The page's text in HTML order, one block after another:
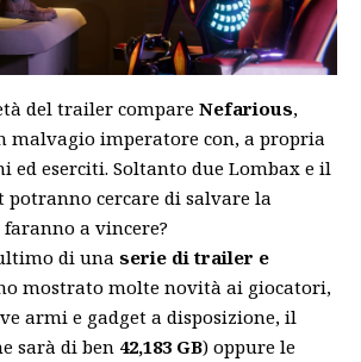
del trailer compare Nefarious,
malvagio imperatore con, a propria
ed eserciti. Soltanto due Lombax e il
potranno cercare di salvare la
a vincere?
di una serie di trailer e
mostrato molte novità ai giocatori,
armi e gadget a disposizione, il
sarà di ben 42,183 GB) oppure le